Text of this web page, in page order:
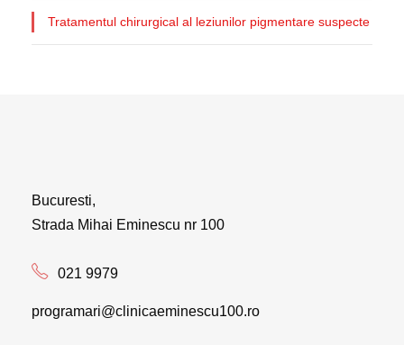
Tratamentul chirurgical al leziunilor pigmentare suspecte
Bucuresti,
Strada Mihai Eminescu nr 100
021 9979
programari@clinicaeminescu100.ro